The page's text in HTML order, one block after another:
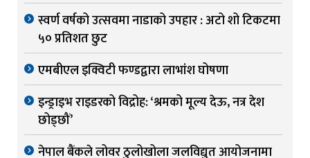
स्वर्ण वर्षको उत्सवमा नाडाको उपहार : अटो शो टिकटमा
५० प्रतिशत छुट
एमबीएल इक्विटी फण्डद्वारा लाभांश घोषणा
इन्ड्राइभ राइडरको विद्रोह: ‘श्रमको मूल्य देऊ, नत्र देश
छोड्छौं’
नेपाल बैंकले लोवर ठुलोखोला जलविद्युत आयोजनामा